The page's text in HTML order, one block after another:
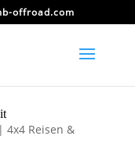
offroad.com
| 4x4 Reisen &